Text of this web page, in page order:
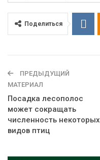
Поделиться
ПРЕДЫДУЩИЙ
МАТЕРИАЛ
Посадка лесополос
может сокращать
численность некоторых
видов птиц